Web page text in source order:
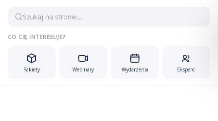
Szukaj na stronie…
CO CIĘ INTERESUJE?
Pakiety Webinary Wydarzenia Eksperci